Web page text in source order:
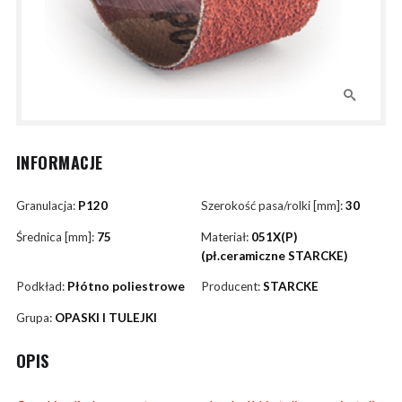
INFORMACJE
Granulacja: P120 Szerokość pasa/rolki [mm]:30
Średnica [mm]: 75 Materiał: 051X(P)
(pł.ceramiczne STARCKE)
Podkład: Płótno poliestrowe Producent:STARCKE
Grupa: OPASKI I TULEJKI
OPIS